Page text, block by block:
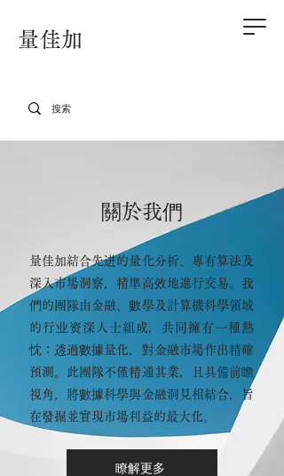
量佳加
關於我們
量佳加結合先进的量化分析、專有算法及
深入市場洞察，精準高效地進行交易。我
們的團隊由金融、數學及計算機科學領域
的行业资深人士組成，共同擁有一種熱
忱：透過數據量化，對金融市場作出精確
預測。此團隊不僅精通其業，且具備前瞻
視角，將數據科學與金融洞見相結合，旨
在發掘並實現市場利益的最大化。
瞭解更多